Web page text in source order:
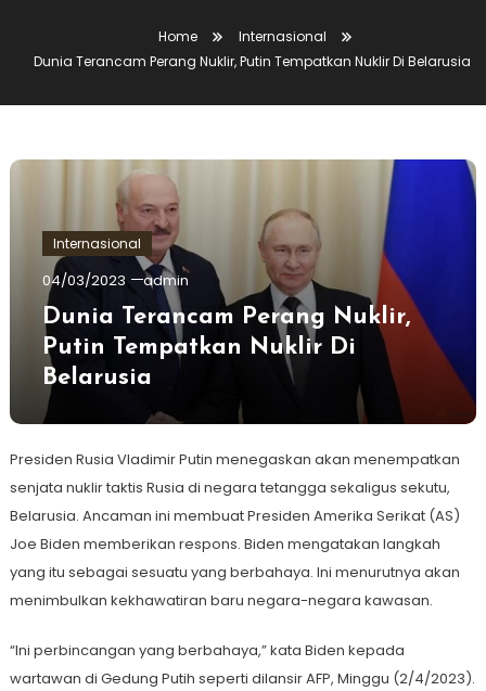
Home
Internasional
Dunia Terancam Perang Nuklir, Putin Tempatkan Nuklir Di Belarusia
Internasional
04/03/2023 admin
Dunia Terancam Perang Nuklir,
Putin Tempatkan Nuklir Di
Belarusia
Presiden Rusia Vladimir Putin menegaskan akan menempatkan
senjata nuklir taktis Rusia di negara tetangga sekaligus sekutu,
Belarusia. Ancaman ini membuat Presiden Amerika Serikat (AS)
Joe Biden memberikan respons. Biden mengatakan langkah
yang itu sebagai sesuatu yang berbahaya. Ini menurutnya akan
menimbulkan kekhawatiran baru negara-negara kawasan.
“Ini perbincangan yang berbahaya,” kata Biden kepada
wartawan di Gedung Putih seperti dilansir AFP, Minggu (2/4/2023).